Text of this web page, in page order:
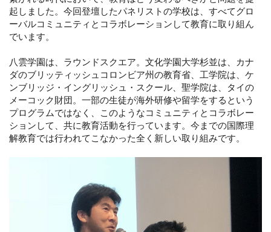
起しました。今回登壇したパネリストの学校は、すべてグロ
ーバルコミュニティとコラボレーションして教育に取り組ん
でいます。
八雲学園は、ラウンドスクエア。文化学園大学杉並は、カナ
ダのブリッティッシュコロンビア州の教育省、工学院は、ケ
ンブリッジ・イングリッシュ・スクール、聖学院は、タイの
メーコック財団。一部の生徒が海外研修や留学をするという
プログラムではなく、このようなコミュニティとコラボレー
ションして、共に教育活動を行っています。今までの国際理
解教育では行われてこなかった全く新しい取り組みです。